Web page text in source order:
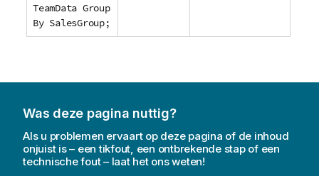
TeamData Group
By SalesGroup;
Was deze pagina nuttig?
Als u problemen ervaart op deze pagina of de inhoud
onjuist is – een tikfout, een ontbrekende stap of een
technische fout – laat het ons weten!